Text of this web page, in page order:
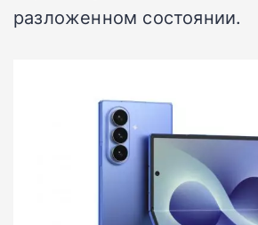
разложенном состоянии.